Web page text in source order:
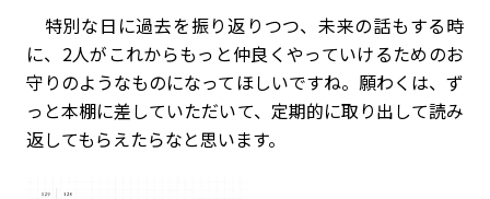
特別な日に過去を振り返りつつ、未来の話もする時
に、2人がこれからもっと仲良くやっていけるためのお
守りのようなものになってほしいですね。願わくは、ず
っと本棚に差していただいて、定期的に取り出して読み
返してもらえたらなと思います。